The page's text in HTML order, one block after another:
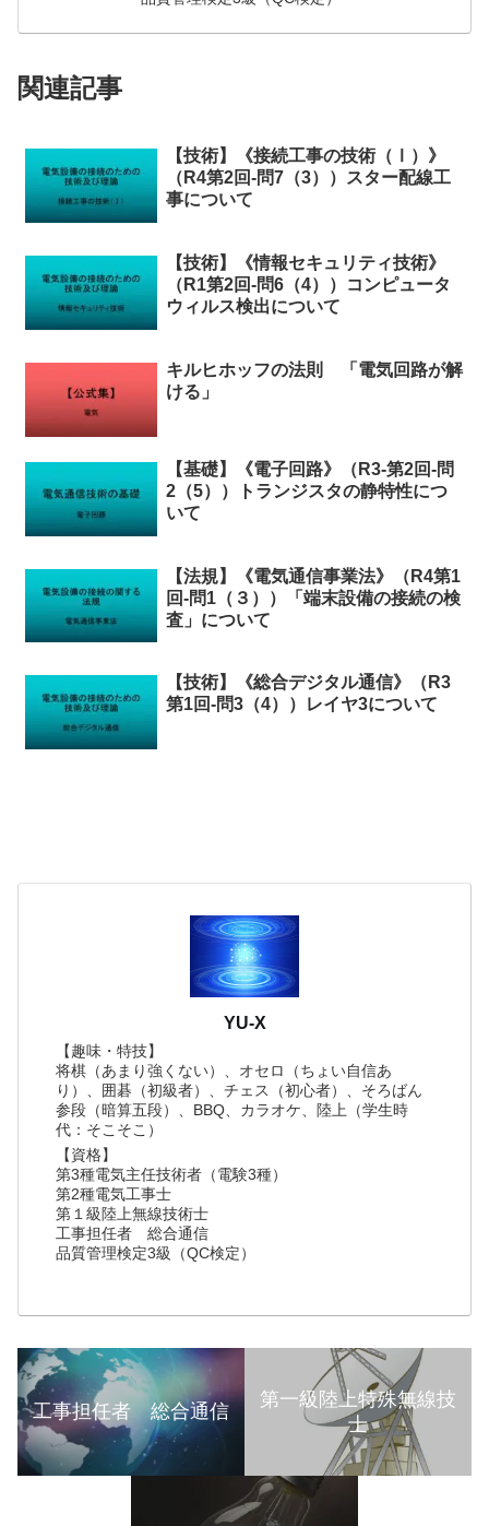
関連記事
【技術】《接続工事の技術（Ⅰ）》
（R4第2回-問7（3））スター配線工
事について
【技術】《情報セキュリティ技術》
（R1第2回-問6（4））コンピュータ
ウィルス検出について
キルヒホッフの法則 「電気回路が解
ける」
【基礎】《電子回路》（R3-第2回-問
2（5））トランジスタの静特性につ
いて
【法規】《電気通信事業法》（R4第1
回-問1（３））「端末設備の接続の検
査」について
【技術】《総合デジタル通信》（R3
第1回-問3（4））レイヤ3について
YU-X
【趣味・特技】
将棋（あまり強くない）、オセロ（ちょい自信あ
り）、囲碁（初級者）、チェス（初心者）、そろばん
参段（暗算五段）、BBQ、カラオケ、陸上（学生時
代：そこそこ）
【資格】
第3種電気主任技術者（電験3種）
第2種電気工事士
第１級陸上無線技術士
工事担任者 総合通信
品質管理検定3級（QC検定）
工事担任者 総合通信
第一級陸上特殊無線技
士